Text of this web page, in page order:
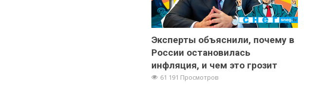
Эксперты объяснили, почему в
России остановилась
инфляция, и чем это грозит
61 191 Просмотров